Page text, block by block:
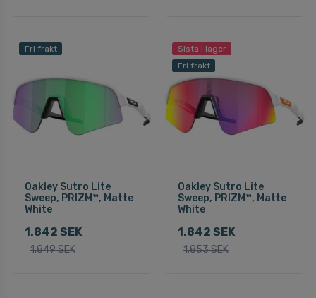
Fri frakt
Oakley Sutro Lite
Sweep, PRIZM™, Matte
White
1.842 SEK
1.849 SEK
Sista i lager
Fri frakt
Oakley Sutro Lite
Sweep, PRIZM™, Matte
White
1.842 SEK
1.853 SEK